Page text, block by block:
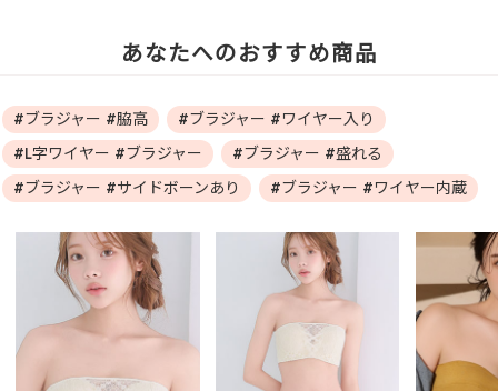
あなたへのおすすめ商品
#ブラジャー #脇高
#ブラジャー #ワイヤー入り
#L字ワイヤー #ブラジャー
#ブラジャー #盛れる
#ブラジャー #サイドボーンあり
#ブラジャー #ワイヤー内蔵